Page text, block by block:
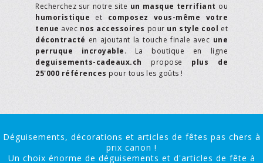
Recherchez sur notre site un masque terrifiant ou
humoristique et composez vous-même votre
tenue avec nos accessoires pour un style cool et
décontracté en ajoutant la touche finale avec une
perruque incroyable. La boutique en ligne
deguisements-cadeaux.ch propose plus de
25'000 références pour tous les goûts !
Déguisements, décorations et articles de fêtes pas chers à
prix canon !
Un choix énorme de déguisements et d'articles de fête à